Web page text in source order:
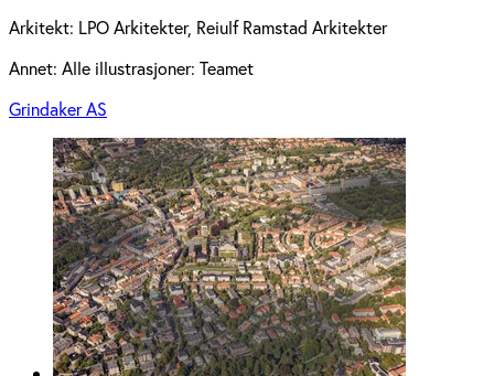
Arkitekt: LPO Arkitekter, Reiulf Ramstad Arkitekter
Annet: Alle illustrasjoner: Teamet
Grindaker AS